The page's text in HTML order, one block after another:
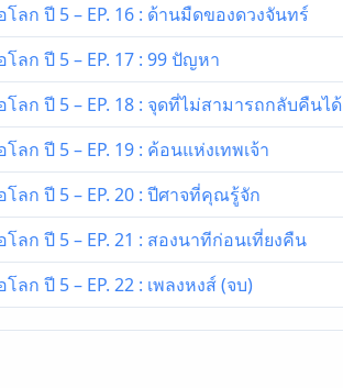
ลก ปี 5 – EP. 16 : ด้านมืดของดวงจันทร์
ลก ปี 5 – EP. 17 : 99 ปัญหา
ลก ปี 5 – EP. 18 : จุดที่ไม่สามารถกลับคืนได้
ก ปี 5 – EP. 19 : ค้อนแห่งเทพเจ้า
ลก ปี 5 – EP. 20 : ปีศาจที่คุณรู้จัก
ลก ปี 5 – EP. 21 : สองนาทีก่อนเที่ยงคืน
ก ปี 5 – EP. 22 : เพลงหงส์ (จบ)